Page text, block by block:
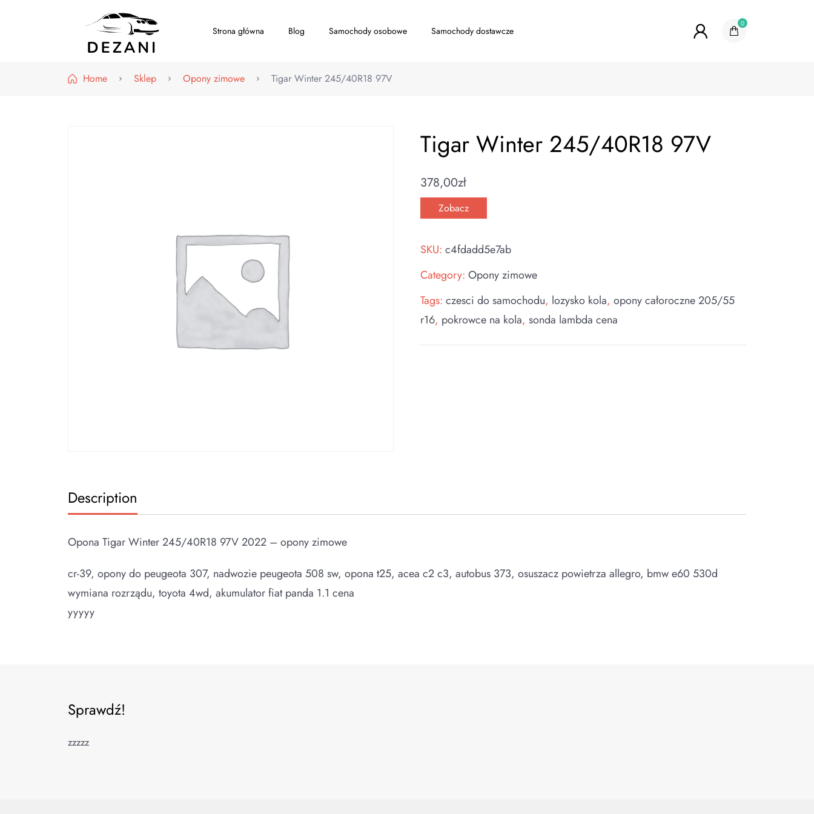
Strona główna Blog Samochody osobowe Samochody dostawcze
0
Home Sklep Opony zimowe Tigar Winter 245/40R18 97V
Tigar Winter 245/40R18 97V
378,00zł
Zobacz
SKU:c4fdadd5e7ab
Category:Opony zimowe
Tags:czesci do samochodu, lozysko kola,opony całoroczne 205/55
r16, pokrowce na kola,sonda lambda cena
Description
Opona Tigar Winter 245/40R18 97V 2022 – opony zimowe
cr-39, opony do peugeota 307, nadwozie peugeota 508 sw, opona t25, acea c2 c3, autobus 373, osuszacz powietrza allegro, bmw e60 530d
wymiana rozrządu, toyota 4wd, akumulator fiat panda 1.1 cena
yyyyy
Sprawdź!
zzzzz